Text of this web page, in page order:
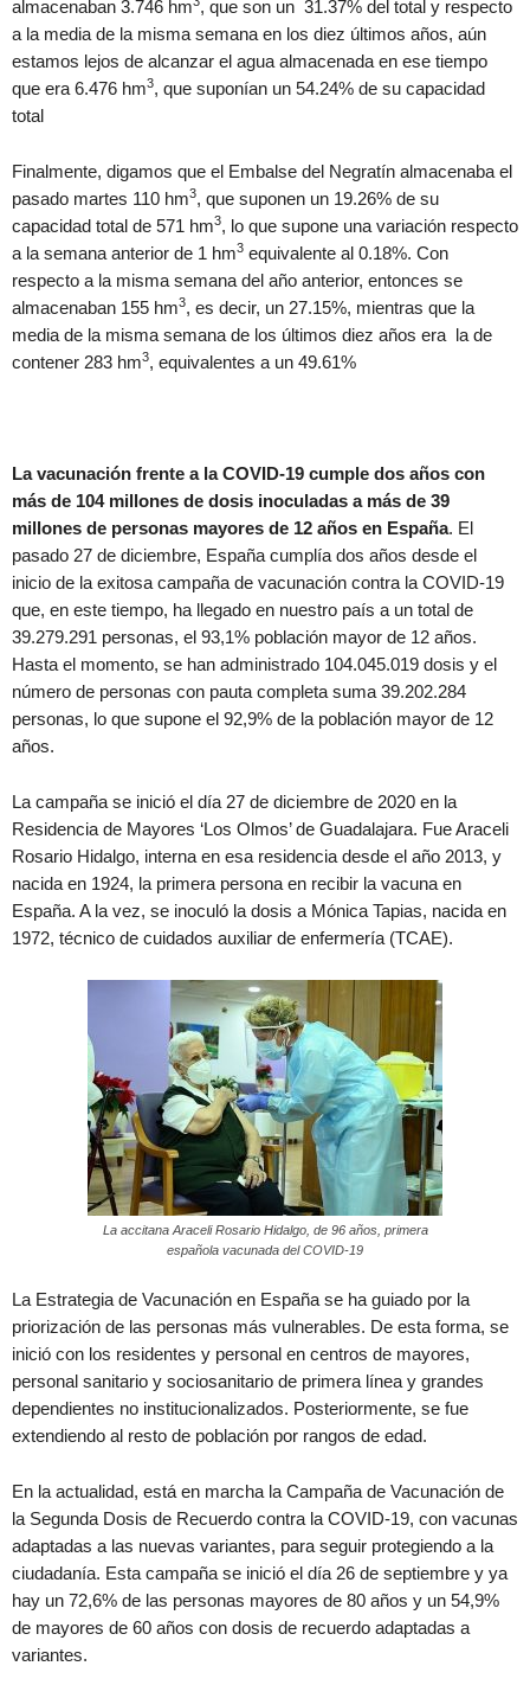
almacenaban 3.746 hm , que son un 31.37% del total y respecto
a la media de la misma semana en los diez últimos años, aún
estamos lejos de alcanzar el agua almacenada en ese tiempo
que era 6.476 hm3, que suponían un 54.24% de su capacidad
total
Finalmente, digamos que el Embalse del Negratín almacenaba el
pasado martes 110 hm3, que suponen un 19.26% de su
capacidad total de 571 hm3, lo que supone una variación respecto
a la semana anterior de 1 hm3 equivalente al 0.18%. Con
respecto a la misma semana del año anterior, entonces se
almacenaban 155 hm3, es decir, un 27.15%, mientras que la
media de la misma semana de los últimos diez años era la de
contener 283 hm3, equivalentes a un 49.61%
La vacunación frente a la COVID-19 cumple dos años con
más de 104 millones de dosis inoculadas a más de 39
millones de personas mayores de 12 años en España. El
pasado 27 de diciembre, España cumplía dos años desde el
inicio de la exitosa campaña de vacunación contra la COVID-19
que, en este tiempo, ha llegado en nuestro país a un total de
39.279.291 personas, el 93,1% población mayor de 12 años.
Hasta el momento, se han administrado 104.045.019 dosis y el
número de personas con pauta completa suma 39.202.284
personas, lo que supone el 92,9% de la población mayor de 12
años.
La campaña se inició el día 27 de diciembre de 2020 en la
Residencia de Mayores ‘Los Olmos’ de Guadalajara. Fue Araceli
Rosario Hidalgo, interna en esa residencia desde el año 2013, y
nacida en 1924, la primera persona en recibir la vacuna en
España. A la vez, se inoculó la dosis a Mónica Tapias, nacida en
1972, técnico de cuidados auxiliar de enfermería (TCAE).
La accitana Araceli Rosario Hidalgo, de 96 años, primera
española vacunada del COVID-19
La Estrategia de Vacunación en España se ha guiado por la
priorización de las personas más vulnerables. De esta forma, se
inició con los residentes y personal en centros de mayores,
personal sanitario y sociosanitario de primera línea y grandes
dependientes no institucionalizados. Posteriormente, se fue
extendiendo al resto de población por rangos de edad.
En la actualidad, está en marcha la Campaña de Vacunación de
la Segunda Dosis de Recuerdo contra la COVID-19, con vacunas
adaptadas a las nuevas variantes, para seguir protegiendo a la
ciudadanía. Esta campaña se inició el día 26 de septiembre y ya
hay un 72,6% de las personas mayores de 80 años y un 54,9%
de mayores de 60 años con dosis de recuerdo adaptadas a
variantes.